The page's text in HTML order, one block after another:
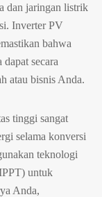
dan jaringan listrik
Inverter PV
bahwa
secara
atau bisnis Anda.
tinggi sangat
selama konversi
teknologi
untuk
Anda,